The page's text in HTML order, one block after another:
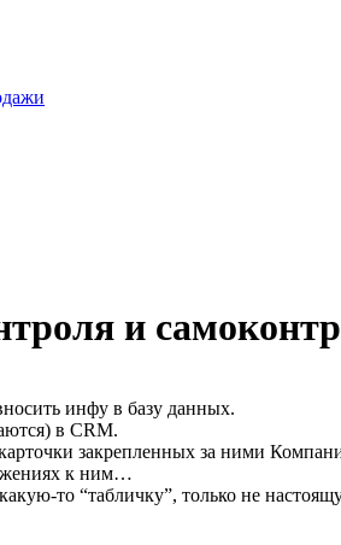
и
инфу в базу данных.
в CRM.
закрепленных за ними
к ним…
то “табличку”, только не